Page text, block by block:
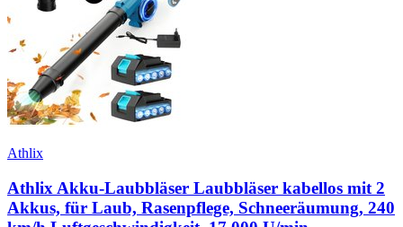
Athlix
Athlix Akku-Laubbläser Laubbläser kabellos mit 2
Akkus, für Laub, Rasenpflege, Schneeräumung, 240